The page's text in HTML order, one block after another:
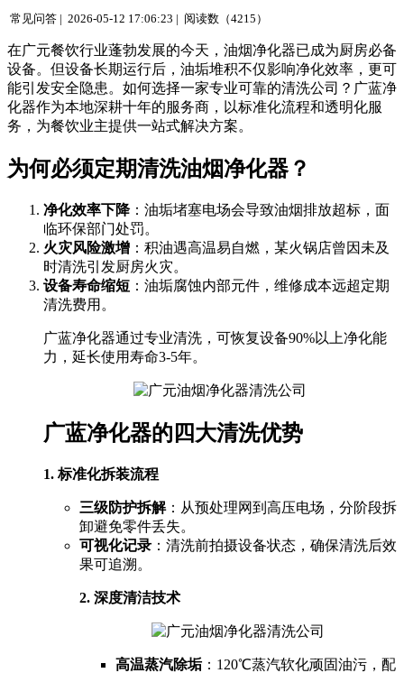
常见问答 | 2026-05-12 17:06:23 | 阅读数（4215）
在广元餐饮行业蓬勃发展的今天，油烟净化器已成为厨房必备
设备。但设备长期运行后，油垢堆积不仅影响净化效率，更可
能引发安全隐患。如何选择一家专业可靠的清洗公司？广蓝净
化器作为本地深耕十年的服务商，以标准化流程和透明化服
务，为餐饮业主提供一站式解决方案。
为何必须定期清洗油烟净化器？
净化效率下降：油垢堵塞电场会导致油烟排放超标，面
临环保部门处罚。
火灾风险激增 ：积油遇高温易自燃，某火锅店曾因未及
时清洗引发厨房火灾。
设备寿命缩短 ：油垢腐蚀内部元件，维修成本远超定期
清洗费用。
广蓝净化器通过专业清洗，可恢复设备90%以上净化能
力，延长使用寿命3-5年。
广蓝净化器的四大清洗优势
1. 标准化拆装流程
三级防护拆解：从预处理网到高压电场，分阶段拆
卸避免零件丢失。
可视化记录 ：清洗前拍摄设备状态，确保清洗后效
果可追溯。
2. 深度清洁技术
高温蒸汽除垢 ：120℃蒸汽软化顽固油污，配